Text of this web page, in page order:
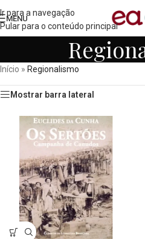
Ir para a navegação
Pular para o conteúdo principal
MENU
Início » Regionalismo
Mostrar barra lateral